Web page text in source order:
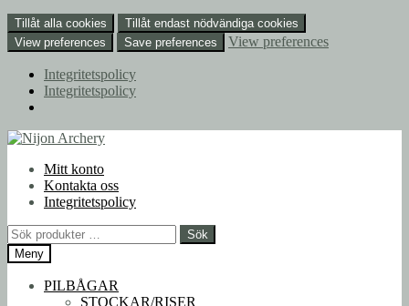
Tillåt alla cookies
Tillåt endast nödvändiga cookies
View preferences
Save preferences View preferences
Integritetspolicy
Integritetspolicy
Hoppa
navigering
Hoppa
innehållMitt konto
Kontakta oss
Integritetspolicy
Sök
efter:
Sök
Meny
PILBÅGAR
STOCKAR/RISER